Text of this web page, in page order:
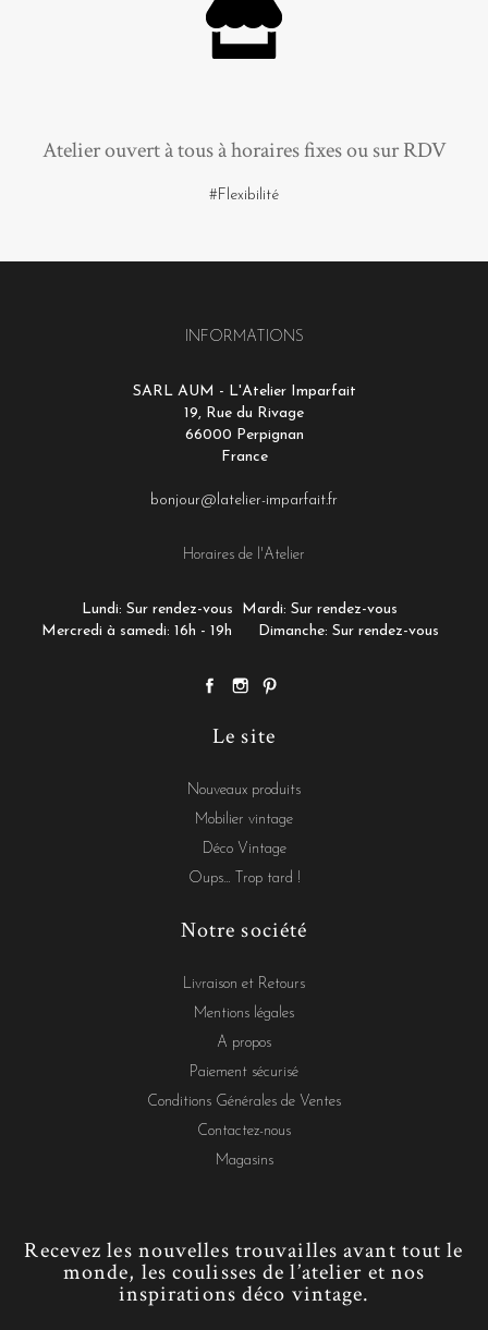
Atelier ouvert à tous à horaires fixes ou sur RDV
#Flexibilité
INFORMATIONS
SARL AUM - L'Atelier Imparfait
19, Rue du Rivage
66000 Perpignan
France
bonjour@latelier-imparfait.fr
Horaires de l'Atelier
Lundi: Sur rendez-vous
Mardi: Sur rendez-vous
Mercredi à samedi: 16h - 19h
Dimanche: Sur rendez-vous
Le site
Nouveaux produits
Mobilier vintage
Déco Vintage
Oups... Trop tard !
Notre société
Livraison et Retours
Mentions légales
A propos
Paiement sécurisé
Conditions Générales de Ventes
Contactez-nous
Magasins
Recevez les nouvelles trouvailles avant tout le
monde, les coulisses de l’atelier et nos
inspirations déco vintage.